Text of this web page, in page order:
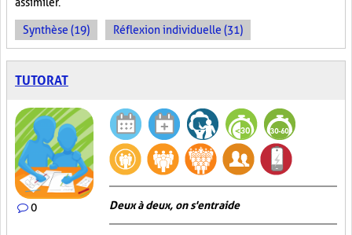
Synthèse (19) Réflexion individuelle (31)
TUTORAT
0 Deux à deux, on s'entraide